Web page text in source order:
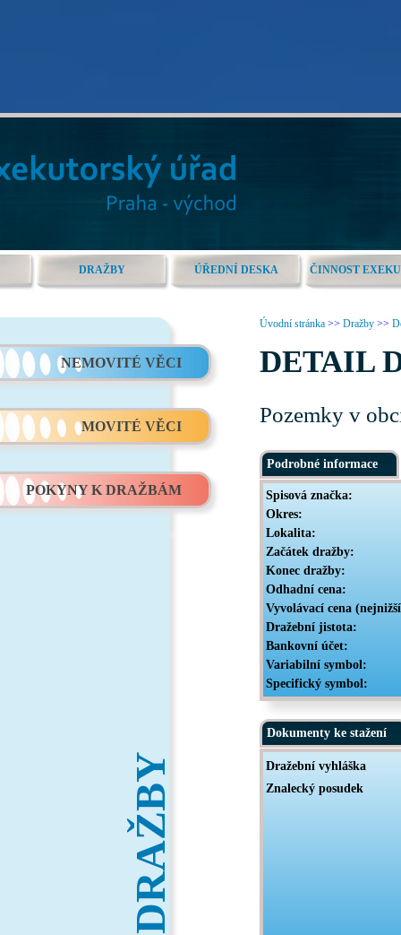
DRAŽBY ÚŘEDNÍ DESKA ČINNOST
NEMOVITÉ VĚCI
MOVITÉ VĚCI
POKYNY K DRAŽBÁM
DRAŽBY
Úvodní stránka >> Dražby >>
DETAIL
Pozemky v
Podrobné informace
Spisová značka:
Okres:
Lokalita:
Začátek dražby:
Konec dražby:
Odhadní cena:
Vyvolávací cena
Dražební jistota:
Bankovní účet:
Variabilní symbol:
Specifický symbol:
Dokumenty ke stažení
Dražební vyhláška
Znalecký posudek